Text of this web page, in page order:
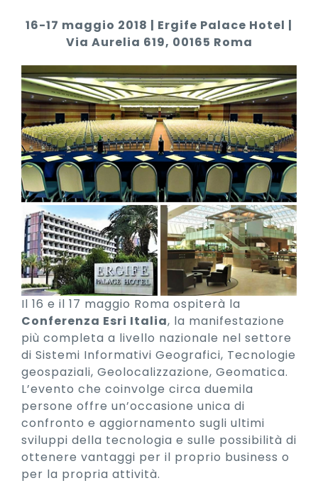
16-17 maggio 2018 | Ergife Palace Hotel |
Via Aurelia 619, 00165 Roma
Il 16 e il 17 maggio Roma ospiterà la
Conferenza Esri Italia, la manifestazione
più completa a livello nazionale nel settore
di Sistemi Informativi Geografici, Tecnologie
geospaziali, Geolocalizzazione, Geomatica.
L’evento che coinvolge circa duemila
persone offre un’occasione unica di
confronto e aggiornamento sugli ultimi
sviluppi della tecnologia e sulle possibilità di
ottenere vantaggi per il proprio business o
per la propria attività.